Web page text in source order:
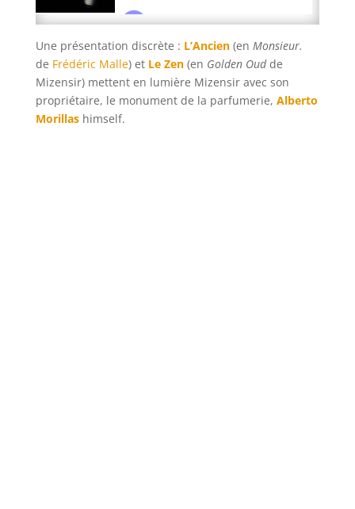
Une présentation discrète : L’Ancien(en Monsieur.
de Frédéric Malle) et Le Zen(en Golden Oudde
Mizensir) mettent en lumière Mizensir avec son
propriétaire, le monument de la parfumerie, Alberto
Morillashimself.